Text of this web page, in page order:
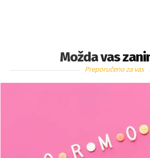
Možda vas
Preporučeno za vas